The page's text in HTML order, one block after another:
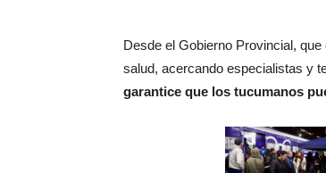
Desde el Gobierno Provincial, que
salud, acercando especialistas y
garantice que los tucumanos